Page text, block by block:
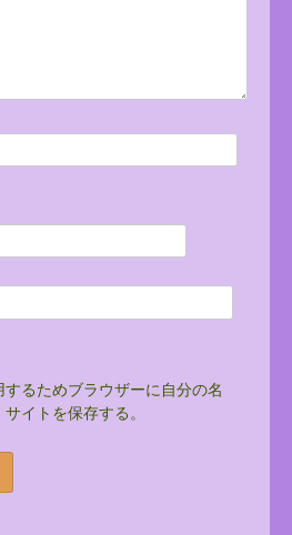
るためブラウザーに自分の名
イトを保存する。